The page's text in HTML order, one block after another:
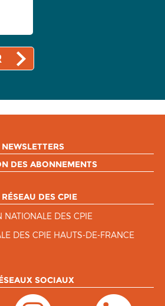
NEWSLETTERS
DES ABONNEMENTS
RÉSEAU DES CPIE
NATIONALE DES CPIE
DES CPIE HAUTS-DE-FRANCE
SOCIAUX